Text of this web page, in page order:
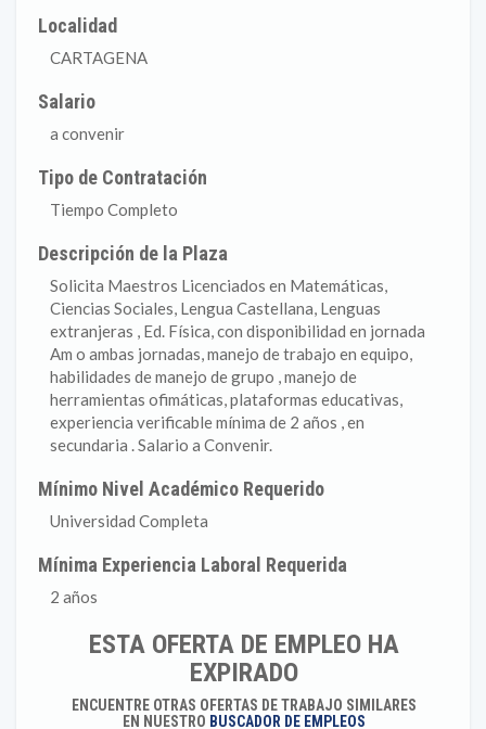
Localidad
CARTAGENA
Salario
a convenir
Tipo de Contratación
Tiempo Completo
Descripción de la Plaza
Solicita Maestros Licenciados en Matemáticas,
Ciencias Sociales, Lengua Castellana, Lenguas
extranjeras , Ed. Física, con disponibilidad en jornada
Am o ambas jornadas, manejo de trabajo en equipo,
habilidades de manejo de grupo , manejo de
herramientas ofimáticas, plataformas educativas,
experiencia verificable mínima de 2 años , en
secundaria . Salario a Convenir.
Mínimo Nivel Académico Requerido
Universidad Completa
Mínima Experiencia Laboral Requerida
2 años
ESTA OFERTA DE EMPLEO HA
EXPIRADO
ENCUENTRE OTRAS OFERTAS DE TRABAJO SIMILARES
EN NUESTRO BUSCADOR DE EMPLEOS